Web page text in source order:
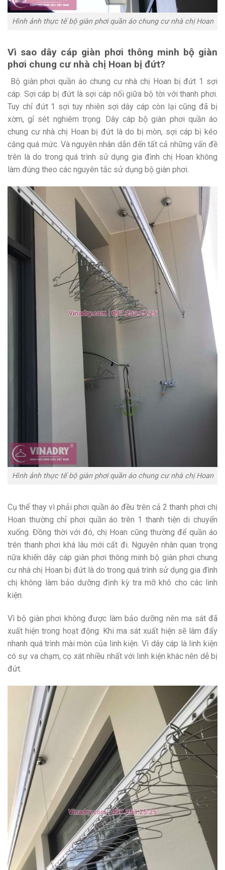
Hình ảnh thực tế bộ giàn phơi quần áo chung cư nhà chị Hoan
Vì sao dây cáp giàn phơi thông minh bộ giàn
phơi chung cư nhà chị Hoan bị đứt?
Bộ giàn phơi quần áo chung cư nhà chị Hoan bị đứt 1 sợi
cáp. Sợi cáp bị đứt là sợi cáp nối giữa bộ tời với thanh phơi.
Tuy chỉ đứt 1 sợi tuy nhiên sợi dây cáp còn lại cũng đã bị
xờm, gỉ sét nghiêm trọng. Dây cáp bộ giàn phơi quần áo
chung cư nhà chị Hoan bị đứt là do bị mòn, sợi cáp bị kéo
căng quá mức. Và nguyên nhân dẫn đến tất cả những vấn đề
trên là do trong quá trình sử dụng gia đình chị Hoan không
làm đúng theo các nguyên tắc sử dụng bộ giàn phơi.
Hình ảnh thực tế bộ giàn phơi quần áo chung cư nhà chị Hoan
Cụ thể thay vì phải phơi quần áo đều trên cả 2 thanh phơi chị
Hoan thường chỉ phơi quần áo trên 1 thanh tiện di chuyển
xuống. Đồng thời với đó, chị Hoan cũng thường để quần áo
trên thanh phơi khá lâu mới cất đi. Nguyên nhân quan trọng
nữa khiến dây cáp giàn phơi thông minh bộ giàn phơi chung
cư nhà chị Hoan bị đứt là do trong quá trình sử dụng gia đình
chị không làm bảo dưỡng định kỳ tra mỡ khô cho các linh
kiện.
Vì bộ giàn phơi không được làm bảo dưỡng nên ma sát đã
xuất hiện trong hoạt động. Khi ma sát xuất hiện sẽ làm đẩy
nhanh quá trình mài mòn của linh kiện. Vì dây cáp là linh kiện
có sự va chạm, cọ xát nhiều nhất với linh kiện khác nên dễ bị
đứt.